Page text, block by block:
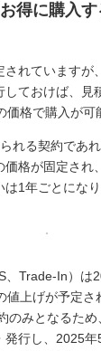
得に購入
されていますが
しておけば、見
格で購入が可
れる契約であ
格が固定され
は1年ごとにな
、Trade-In）は
値上げが予定
のみとなるた
発行し、2025